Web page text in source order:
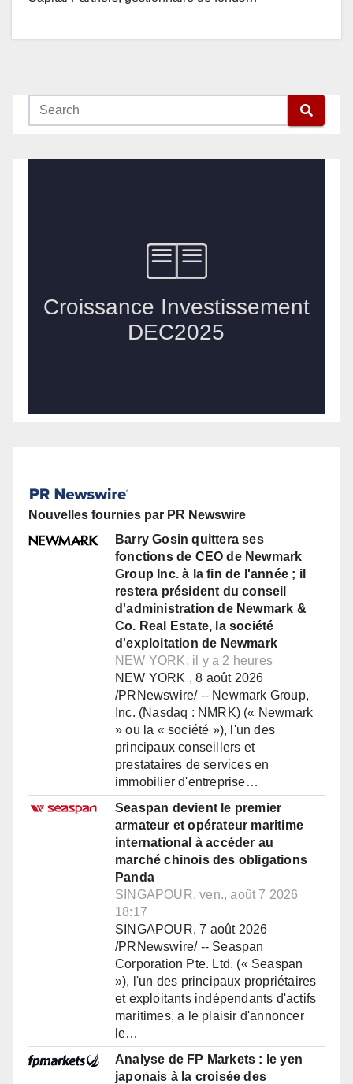
Nouvelles fournies par PR Newswire
Barry Gosin quittera ses
fonctions de CEO de Newmark
Group Inc. à la fin de l'année ; il
restera président du conseil
d'administration de Newmark &
Co. Real Estate, la société
d'exploitation de Newmark
NEW YORK, il y a 2 heures
NEW YORK , 8 août 2026
/PRNewswire/ -- Newmark Group,
Inc. (Nasdaq : NMRK) (« Newmark
» ou la « société »), l'un des
principaux conseillers et
prestataires de services en
immobilier d'entreprise…
Seaspan devient le premier
armateur et opérateur maritime
international à accéder au
marché chinois des obligations
Panda
SINGAPOUR, ven., août 7 2026
18:17
SINGAPOUR, 7 août 2026
/PRNewswire/ -- Seaspan
Corporation Pte. Ltd. (« Seaspan
»), l'un des principaux propriétaires
et exploitants indépendants d'actifs
maritimes, a le plaisir d'annoncer
le…
Analyse de FP Markets : le yen
japonais à la croisée des